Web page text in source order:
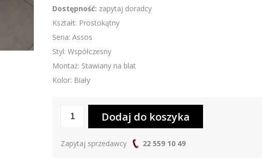
Dostępność: zapytaj doradcy
Kształt: Prostokątny
Seria: Assos
Styl: Współczesny
Montaż: Stawiany na blat
Kolor: Biały
Zapytaj sprzedawcy 22 559 10 49